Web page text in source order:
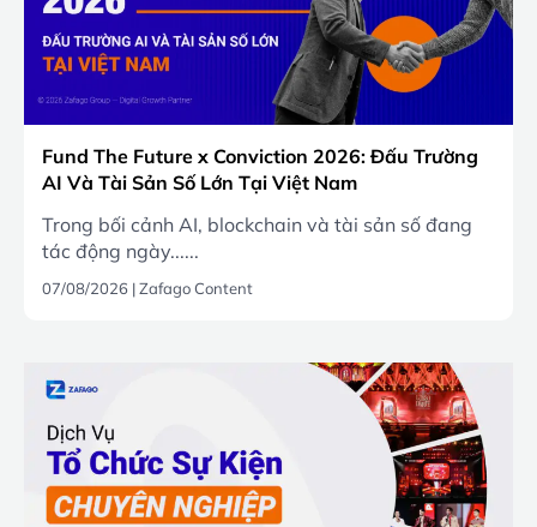
Fund The Future x Conviction 2026: Đấu Trường
AI Và Tài Sản Số Lớn Tại Việt Nam
Trong bối cảnh AI, blockchain và tài sản số đang
tác động ngày......
07/08/2026 |Zafago Content